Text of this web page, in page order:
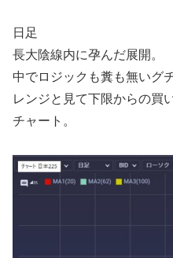
日足
長大陰線内に孕んだ展開。
中でロジックも糞も無いグ
レンジと見て下限からの買
チャート。